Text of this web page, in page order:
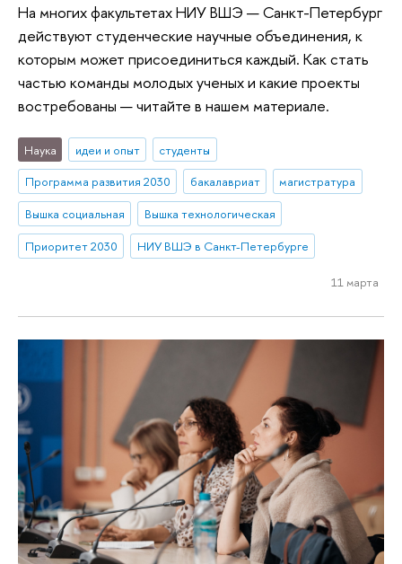
На многих факультетах НИУ ВШЭ — Санкт-Петербург
действуют студенческие научные объединения, к
которым может присоединиться каждый. Как стать
частью команды молодых ученых и какие проекты
востребованы — читайте в нашем материале.
Наука идеи и опыт
студенты
Программа развития 2030
бакалавриат
магистратура
Вышка социальная
Вышка технологическая
Приоритет 2030
НИУ ВШЭ в Санкт-Петербурге
11 марта